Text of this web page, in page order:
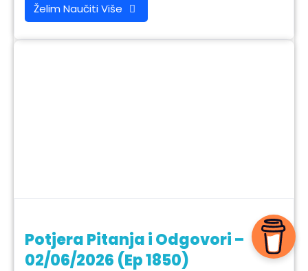
Želim Naučiti Više
Potjera Pitanja i Odgovori –
02/06/2026 (Ep 1850)